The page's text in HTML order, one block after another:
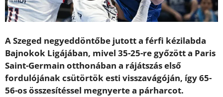
A Szeged negyeddöntőbe jutott a férfi kézilabda
Bajnokok Ligájában, mivel 35-25-re győzött a Paris
Saint-Germain otthonában a rájátszás első
fordulójának csütörtök esti visszavágóján, így 65-
56-os összesítéssel megnyerte a párharcot.